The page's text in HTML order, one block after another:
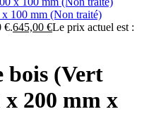
x 100 mm (Non traité)
€.645,00 €Le prix actuel est :
bois (Vert
200 mm x